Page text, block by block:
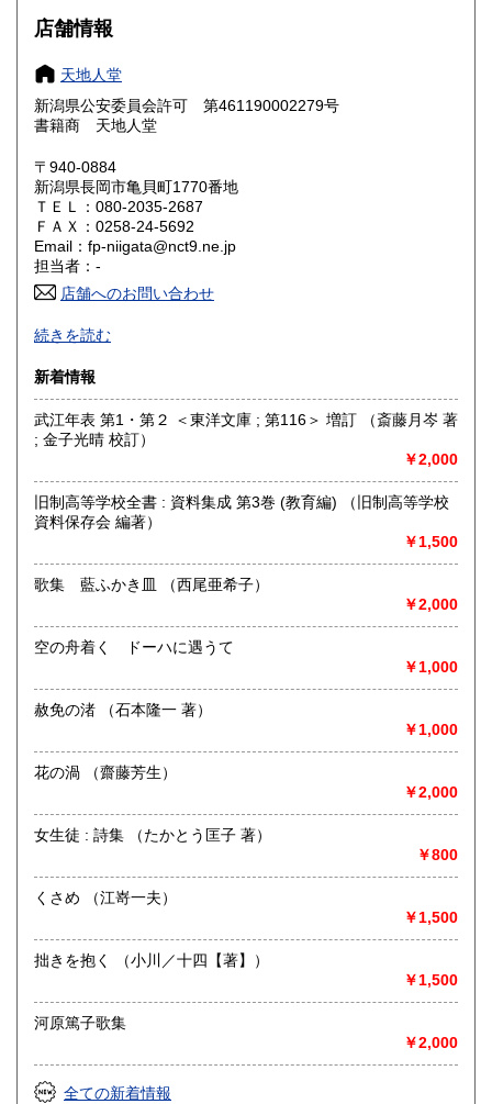
大阪府
奈良県
鳥取県 600円 島根県
岡山県
山口県 600円
香川県 600円
高知県 600円
佐賀県
熊本県 600円 大分県 600円
宮崎県
600円
店舗情報
天地人堂
新潟県公安委員会許可 第461190002279号
書籍商 天地人堂
〒940-0884
新潟県長岡市亀貝町1770番地
ＴＥＬ：080-2035-2687
ＦＡＸ：0258-24-5692
Email：fp-niigata@nct9.ne.jp
担当者：-
店舗へのお問い合わせ
最寄駅：長岡駅
営業時間：午前10時から午後5時
定休日：不定休
新潟県内にて出張積極的に買取を行っています。査定及び出
張料は無料です。20冊以上であればお伺いいたします。ご連
取り扱い分野
の他）
続きを読む
新着情報
武江年表 第1・第２ ＜東洋文庫 ; 第116＞ 増訂 （斎藤月岑 著
; 金子光晴 校訂）
￥2,000
旧制高等学校全書 : 資料集成 第3巻 (教育編) （旧制高等学校
資料保存会 編著）
￥1,500
歌集 藍ふかき皿 （西尾亜希子）
￥2,000
空の舟着く ドーハに遇うて
￥1,000
赦免の渚 （石本隆一 著）
￥1,000
花の渦 （齋藤芳生）
￥2,000
女生徒 : 詩集 （たかとう匡子 著）
￥800
くさめ （江嵜一夫）
￥1,500
拙きを抱く （小川／十四【著】）
￥1,500
河原篤子歌集
￥2,000
全ての新着情報